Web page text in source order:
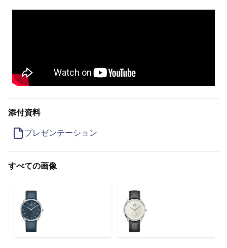
添付資料
プレゼンテーション
すべての画像